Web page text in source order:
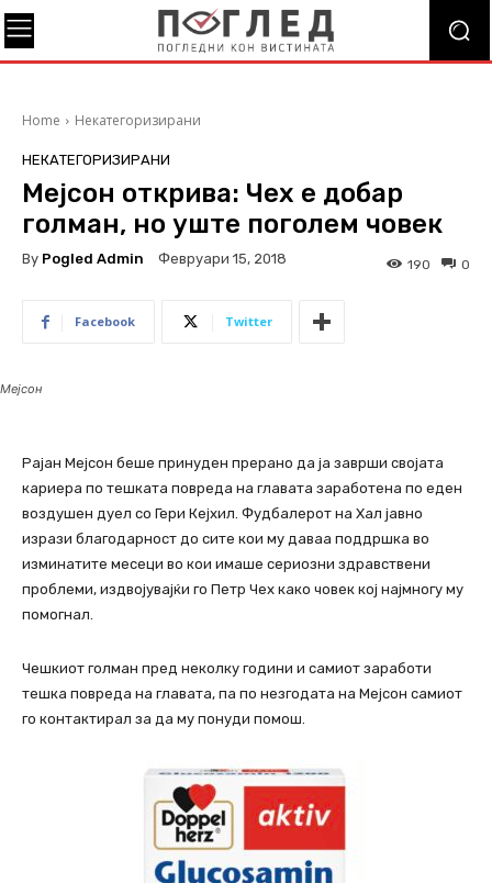
Home Некатегоризирани
НЕКАТЕГОРИЗИРАНИ
Мејсон открива: Чех е добар
голман, но уште поголем човек
By Pogled Admin Февруари 15, 2018 0
190
Facebook Twitter
Мејсон
Рајан Мејсон беше принуден прерано да ја заврши својата
кариера по тешката повреда на главата заработена по еден
воздушен дуел со Гери Кејхил. Фудбалерот на Хал јавно
изрази благодарност до сите кои му даваа поддршка во
изминатите месеци во кои имаше сериозни здравствени
проблеми, издвојувајќи го Петр Чех како човек кој најмногу му
помогнал.
Чешкиот голман пред неколку години и самиот заработи
тешка повреда на главата, па по незгодата на Мејсон самиот
го контактирал за да му понуди помош.